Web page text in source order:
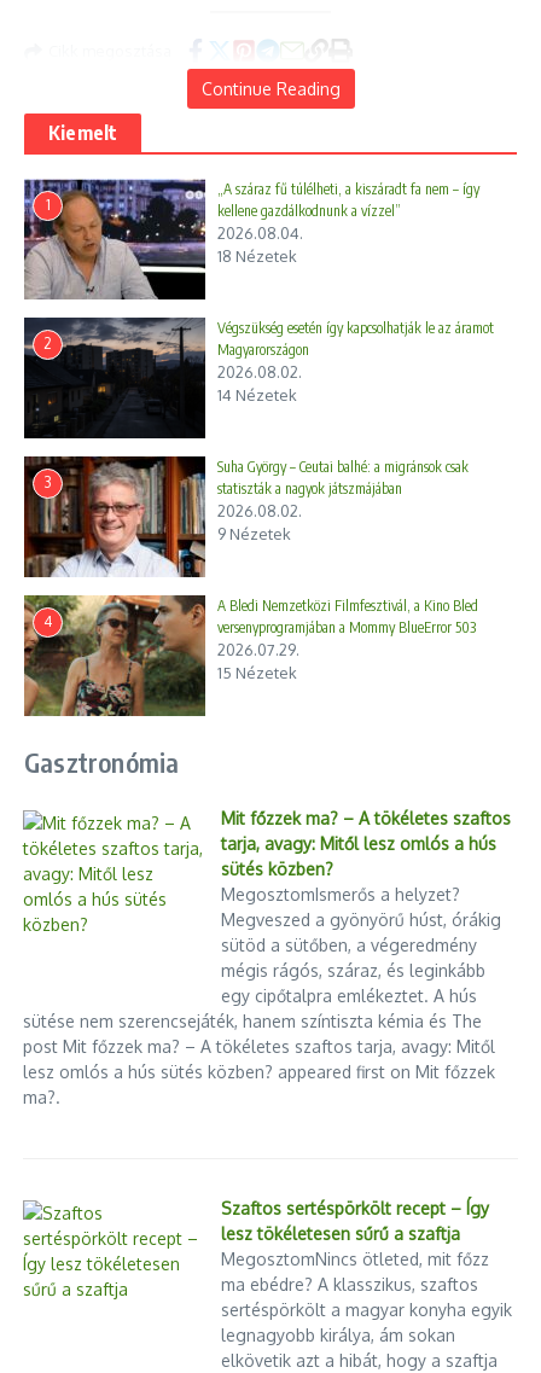
Előző
Újabb illegális szemétre
bukkantak Újpesten
Következő
A Covid-járvány elmúlt, de
Nem jött össze: érdektelenségbe
...
2026.07.08.
Kálmán Maklá ...
2024.06.21.
Modern otthon, hagyományos
precizitással: Így varázsolja újjá
lak ...
2025.06.05.
Continue Reading
Kiemelt
1
„A száraz fű túlélheti, a kiszáradt fa nem – így
kellene gazdálkodnunk a vízzel”
2026.08.04.
18 Nézetek
2
Végszükség esetén így kapcsolhatják le az áramot
Magyarországon
2026.08.02.
14 Nézetek
3
Suha György – Ceutai balhé: a migránsok csak
statiszták a nagyok játszmájában
2026.08.02.
9 Nézetek
4
A Bledi Nemzetközi Filmfesztivál, a Kino Bled
versenyprogramjában a Mommy BlueError 503
2026.07.29.
15 Nézetek
Gasztronómia
Mit főzzek ma? – A tökéletes szaftos
tarja, avagy: Mitől lesz omlós a hús
sütés közben?
MegosztomIsmerős a helyzet?
Megveszed a gyönyörű húst, órákig
sütöd a sütőben, a végeredmény
mégis rágós, száraz, és leginkább
egy cipőtalpra emlékeztet. A hús
sütése nem szerencsejáték, hanem színtiszta kémia és The
post Mit főzzek ma? – A tökéletes szaftos tarja, avagy: Mitől
lesz omlós a hús sütés közben? appeared first on Mit főzzek
ma?.
Szaftos sertéspörkölt recept – Így
lesz tökéletesen sűrű a szaftja
MegosztomNincs ötleted, mit főzz
ma ebédre? A klasszikus, szaftos
sertéspörkölt a magyar konyha egyik
legnagyobb királya, ám sokan
elkövetik azt a hibát, hogy a szaftja